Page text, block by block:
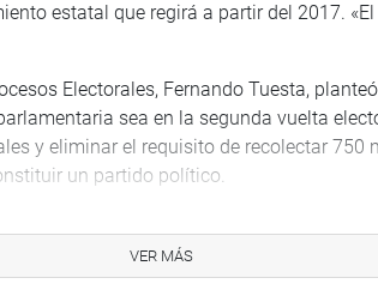
estatal que regirá a partir del 2017.
Electorales, Fernando Tuesta,
sea en la segunda vuelta
y eliminar el requisito de recolectar
un partido político.
el mismo número de legisladores que
VER MÁS